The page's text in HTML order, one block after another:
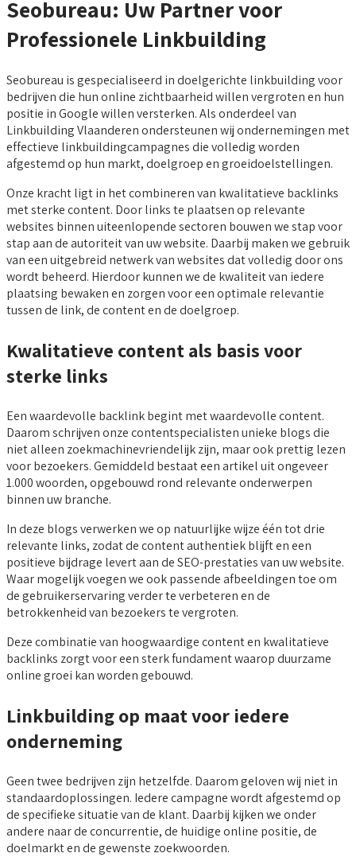
Seobureau: Uw Partner voor
Professionele Linkbuilding
Seobureau is gespecialiseerd in doelgerichte linkbuilding voor
bedrijven die hun online zichtbaarheid willen vergroten en hun
positie in Google willen versterken. Als onderdeel van
Linkbuilding Vlaanderen ondersteunen wij ondernemingen met
effectieve linkbuildingcampagnes die volledig worden
afgestemd op hun markt, doelgroep en groeidoelstellingen.
Onze kracht ligt in het combineren van kwalitatieve backlinks
met sterke content. Door links te plaatsen op relevante
websites binnen uiteenlopende sectoren bouwen we stap voor
stap aan de autoriteit van uw website. Daarbij maken we gebruik
van een uitgebreid netwerk van websites dat volledig door ons
wordt beheerd. Hierdoor kunnen we de kwaliteit van iedere
plaatsing bewaken en zorgen voor een optimale relevantie
tussen de link, de content en de doelgroep.
Kwalitatieve content als basis voor
sterke links
Een waardevolle backlink begint met waardevolle content.
Daarom schrijven onze contentspecialisten unieke blogs die
niet alleen zoekmachinevriendelijk zijn, maar ook prettig lezen
voor bezoekers. Gemiddeld bestaat een artikel uit ongeveer
1.000 woorden, opgebouwd rond relevante onderwerpen
binnen uw branche.
In deze blogs verwerken we op natuurlijke wijze één tot drie
relevante links, zodat de content authentiek blijft en een
positieve bijdrage levert aan de SEO-prestaties van uw website.
Waar mogelijk voegen we ook passende afbeeldingen toe om
de gebruikerservaring verder te verbeteren en de
betrokkenheid van bezoekers te vergroten.
Deze combinatie van hoogwaardige content en kwalitatieve
backlinks zorgt voor een sterk fundament waarop duurzame
online groei kan worden gebouwd.
Linkbuilding op maat voor iedere
onderneming
Geen twee bedrijven zijn hetzelfde. Daarom geloven wij niet in
standaardoplossingen. Iedere campagne wordt afgestemd op
de specifieke situatie van de klant. Daarbij kijken we onder
andere naar de concurrentie, de huidige online positie, de
doelmarkt en de gewenste zoekwoorden.